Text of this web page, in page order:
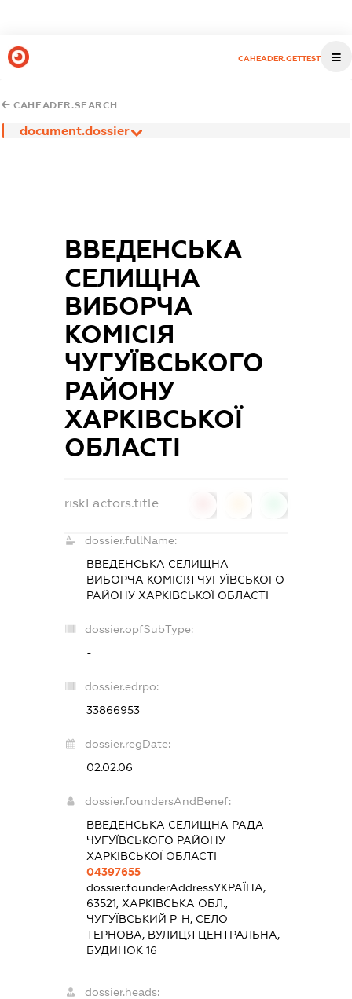
CAHEADER.GETTEST
CAHEADER.SEARCH
document.dossier
ВВЕДЕНСЬКА
СЕЛИЩНА
ВИБОРЧА
КОМІСІЯ
ЧУГУЇВСЬКОГО
РАЙОНУ
ХАРКІВСЬКОЇ
ОБЛАСТІ
riskFactors.title
dossier.fullName:
ВВЕДЕНСЬКА СЕЛИЩНА
ВИБОРЧА КОМІСІЯ ЧУГУЇВСЬКОГО
РАЙОНУ ХАРКІВСЬКОЇ ОБЛАСТІ
dossier.opfSubType:
-
dossier.edrpo:
33866953
dossier.regDate:
02.02.06
dossier.foundersAndBenef:
ВВЕДЕНСЬКА СЕЛИЩНА РАДА
ЧУГУЇВСЬКОГО РАЙОНУ
ХАРКІВСЬКОЇ ОБЛАСТІ
04397655
dossier.founderAddressУКРАЇНА,
63521, ХАРКІВСЬКА ОБЛ.,
ЧУГУЇВСЬКИЙ Р-Н, СЕЛО
ТЕРНОВА, ВУЛИЦЯ ЦЕНТРАЛЬНА,
БУДИНОК 16
dossier.heads: